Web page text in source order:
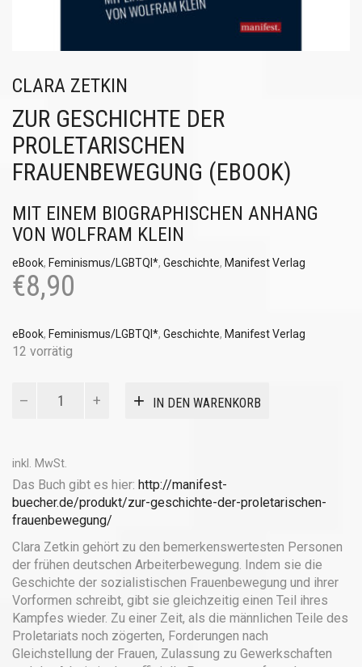
CLARA ZETKIN
ZUR GESCHICHTE DER
PROLETARISCHEN
FRAUENBEWEGUNG (EBOOK)
MIT EINEM BIOGRAPHISCHEN ANHANG
VON WOLFRAM KLEIN
eBook, Feminismus/LGBTQI*, Geschichte, Manifest Verlag
€8,90
eBook, Feminismus/LGBTQI*, Geschichte, Manifest Verlag
12 vorrätig
Geschichte
Frauenbewegung
(eBook)
Menge
IN DEN WARENKORB
inkl. MwSt.
Das Buch gibt es hier: http://manifest-
buecher.de/produkt/zur-geschichte-der-proletarischen-
frauenbewegung/
Clara Zetkin gehört zu den bemerkenswertesten Personen
der frühen deutschen Arbeiterbewegung. Indem sie die
Geschichte der sozialistischen Frauenbewegung und ihrer
Vorformen schreibt, gibt sie gleichzeitig einen Teil ihres
Kampfes wieder. Zu einer Zeit, als die männlichen Teile des
Proletariats noch zögerten, Forderungen nach
Gleichstellung der Frauen, Zulassung zu Gewerkschaften